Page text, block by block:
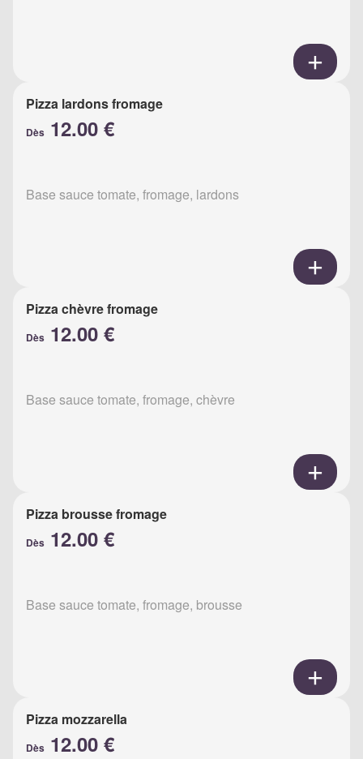
Pizza lardons fromage
Dès 12.00 €
Base sauce tomate, fromage, lardons
Pizza chèvre fromage
Dès 12.00 €
Base sauce tomate, fromage, chèvre
Pizza brousse fromage
Dès 12.00 €
Base sauce tomate, fromage, brousse
Pizza mozzarella
Dès 12.00 €